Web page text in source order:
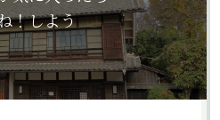
！しよう